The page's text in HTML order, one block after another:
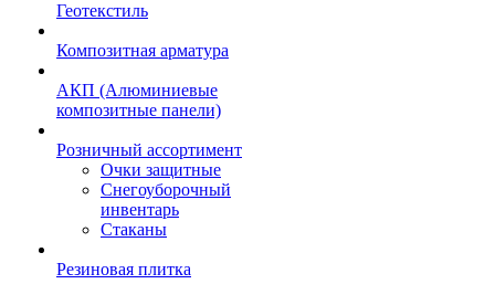
Геотекстиль
Композитная арматура
АКП (Алюминиевые
композитные панели)
Розничный ассортимент
Очки защитные
Снегоуборочный
инвентарь
Стаканы
Резиновая плитка